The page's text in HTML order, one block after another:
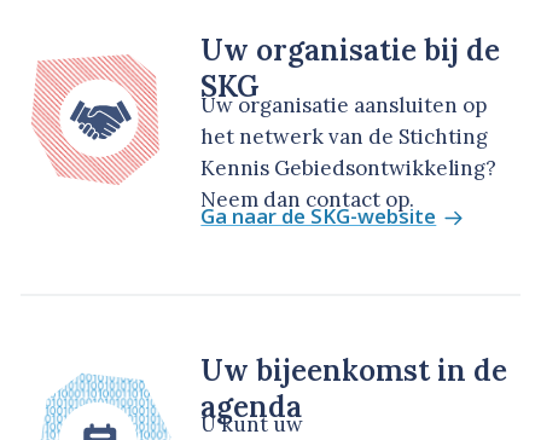
Uw organisatie bij de
SKG
Uw organisatie aansluiten op
het netwerk van de Stichting
Kennis Gebiedsontwikkeling?
Neem dan contact op.
Ga naar de SKG-website
Uw bijeenkomst in de
agenda
U kunt uw